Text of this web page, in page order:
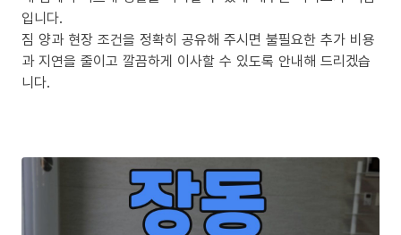
입니다.
짐 양과 현장 조건을 정확히 공유해 주시면 불필요한 추가 비용
과 지연을 줄이고 깔끔하게 이사할 수 있도록 안내해 드리겠습
니다.